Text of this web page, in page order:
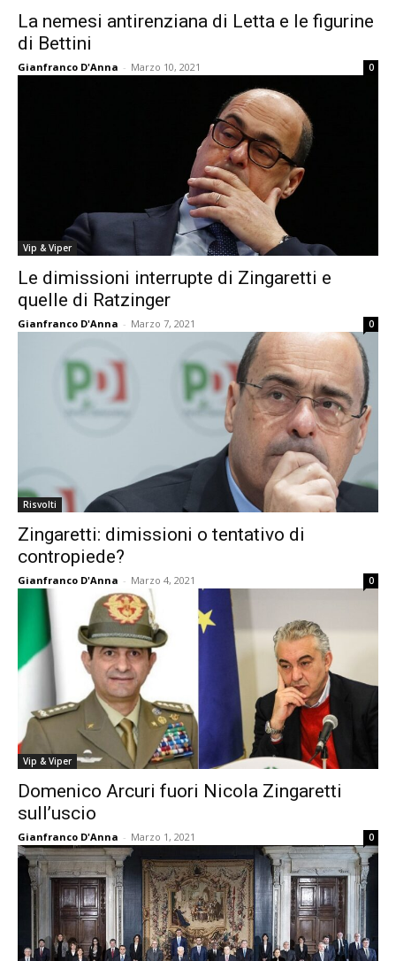
La nemesi antirenziana di Letta e le figurine
di Bettini
Gianfranco D'Anna - Marzo 10, 2021 0
Vip & Viper
Le dimissioni interrupte di Zingaretti e
quelle di Ratzinger
Gianfranco D'Anna - Marzo 7, 2021 0
Risvolti
Zingaretti: dimissioni o tentativo di
contropiede?
Gianfranco D'Anna - Marzo 4, 2021 0
Vip & Viper
Domenico Arcuri fuori Nicola Zingaretti
sull’uscio
Gianfranco D'Anna - Marzo 1, 2021 0